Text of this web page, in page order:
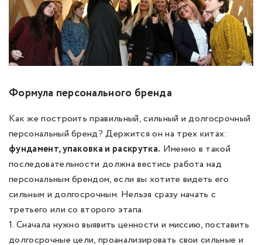
Формула персонального бренда
Как же построить правильный, сильный и долгосрочный
персональный бренд? Держится он на трех китах:
фундамент, упаковка и раскрутка. Именно в такой
последовательности должна вестись работа над
персональным брендом, если вы хотите видеть его
сильным и долгосрочным. Нельзя сразу начать с
третьего или со второго этапа.
1. Сначала нужно выявить ценности и миссию, поставить
долгосрочные цели, проанализировать свои сильные и